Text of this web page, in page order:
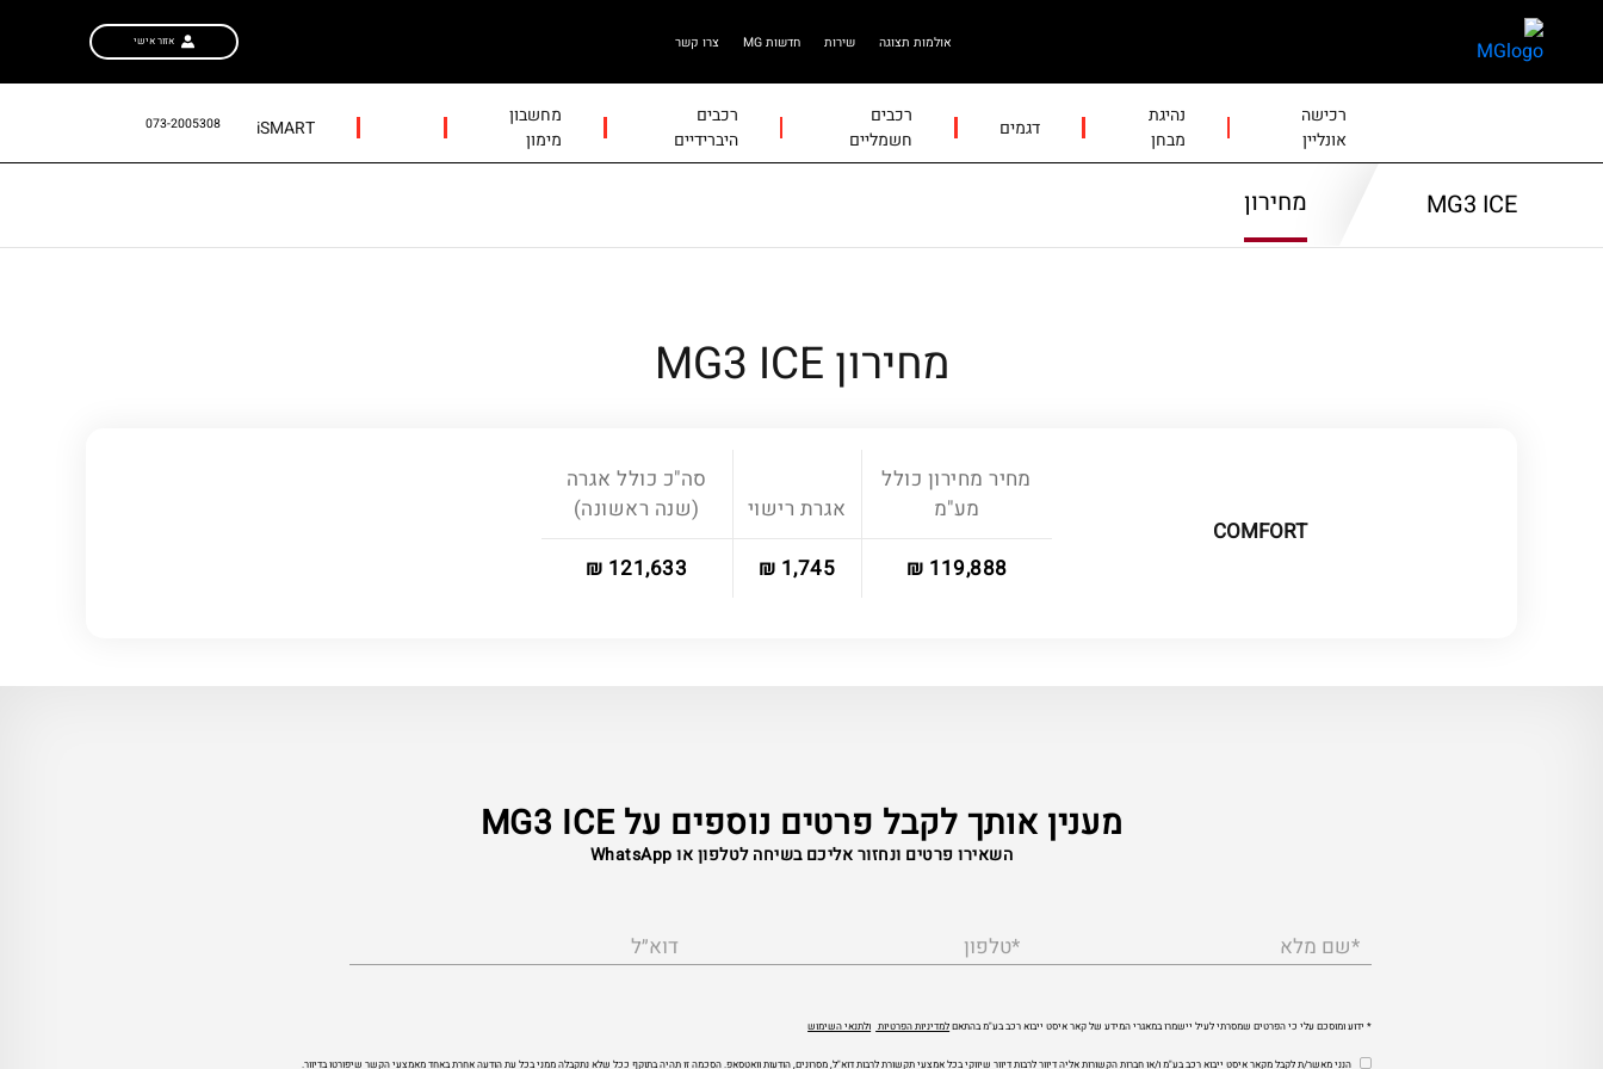
אולמות תצוגה שירות חדשות MG צרו קשר אזור אישי
רכישה
אונליין
נהיגת
מבחן
דגמים
רכבים
חשמליים
רכבים
היברידיים
מחשבון
מימון
iSMART
073-2005308
MG3 ICE מחירון
מחירון MG3 ICE
COMFORT
מחיר מחירון כולל
מע"מ
אגרת רישוי
סה"כ כולל אגרה
(שנה ראשונה)
119,888 ₪
1,745 ₪
121,633 ₪
מענין אותך לקבל פרטים נוספים על MG3 ICE
השאירו פרטים ונחזור אליכם בשיחה לטלפון או WhatsApp
*שם מלא *טלפון דוא״ל
* ידוע ומוסכם עלי כי הפרטים שמסרתי לעיל יישמרו במאגרי המידע של קאר איסט ייבוא רכב בע"מ בהתאםלמדיניות הפרטיות ולתנאי השימוש
הנני מאשר/ת לקבל מקאר איסט ייבוא רכב בע"מ ו/או חברות הקשורות אליה דיוור לרבות דיוור שיווקי בכל אמצעי תקשורת לרבות דוא"ל, מסרונים, הודעות וואטסאפ. הסכמה זו תהיה בתוקף ככל שלא נתקבלה ממני בכל עת הודעה אחרת באחד מאמצעי הקשר שיפורטו בדיוור.